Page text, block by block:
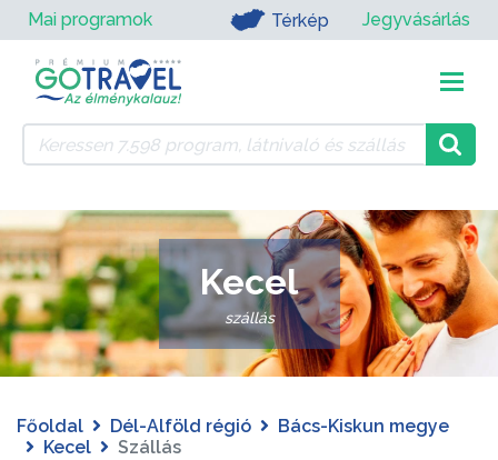
Mai programok Térkép Jegyvásárlás
Kecel
szállás
Főoldal Dél-Alföld régió
Bács-Kiskun megye
Kecel
Szállás